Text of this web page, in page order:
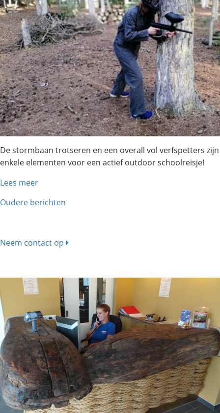
De stormbaan trotseren en een overall vol verfspetters zijn
enkele elementen voor een actief outdoor schoolreisje!
Lees meer
Berichtennavigatie
Oudere berichten
Neem contact op